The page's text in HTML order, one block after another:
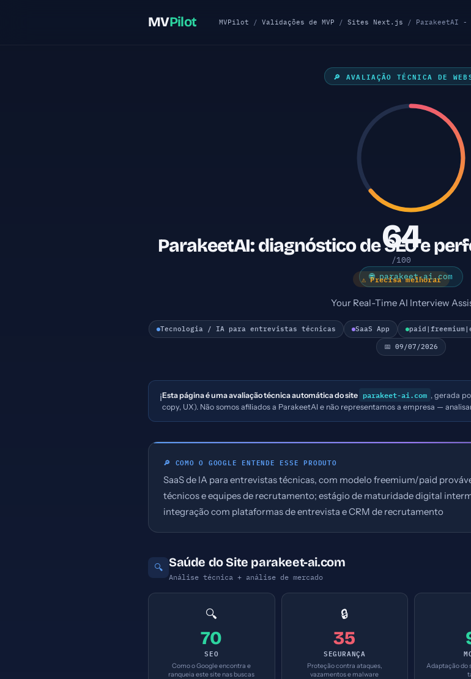
MVPilot MVPilot / Validações de MVP / Sites Next.js / ParakeetAI -
🔎 AVALIAÇÃO TÉCNICA DE
64
/100
⚠ Precisa melhorar
ParakeetAI: diagnóstico de SEO e
🌐 parakeet-ai.com
Your Real-Time AI Interview
Tecnologia / IA para entrevistas técnicas SaaS App
📅 09/07/2026
ℹ️Esta página é uma avaliação técnica automática do site parakeet-ai.com , gerada
copy, UX). Não somos afiliados a ParakeetAI e não representamos a empresa —
🔎 COMO O GOOGLE ENTENDE ESSE PRODUTO
SaaS de IA para entrevistas técnicas, com modelo freemium/paid
técnicos e equipes de recrutamento; estágio de maturidade digital
integração com plataformas de entrevista e CRM de recrutamento
🔍 Saúde do Site parakeet-ai.com
Análise técnica + análise de mercado
🔍
70
SEO
Como o Google encontra e
ranqueia este site nas buscas
🔒
35
SEGURANÇA
Proteção contra ataques,
vazamentos e malware
Adaptação do